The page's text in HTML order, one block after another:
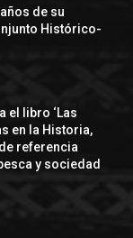
de su
Histórico-
el libro ‘Las
en la Historia,
referencia
y sociedad